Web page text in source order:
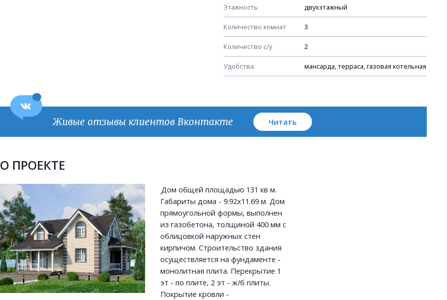
Этажность двухэтажный
Количество комнат 3
Количество с/у 2
Удобства мансарда, терраса, газовая котельная
Узлы устройства кровли
План кровли
Живые отзывы клиентов Вконтакте Читать
О ПРОЕКТЕ
Дом общей площадью 131 кв м.
Габариты дома - 9.92х11.69 м. Дом
прямоугольной формы, выполнен
из газобетона, толщиной 400 мм с
облицовкой наружных стен
кирпичом. Строительство здания
осуществляется на фундаменте -
монолитная плита. Перекрытие 1
эт - по плите, 2 эт - ж/б плиты.
Покрытие кровли -
Прикрепить файл
Согласен на обработку персональных данных
ОТПРАВИТЬ
Прикрепить файл
Согласен на обработку персональных данных
This site is protected by reCAPTCHA and the GooglePrivacy Policy
apply.
ОТПРАВИТЬ
Продолжить покупки